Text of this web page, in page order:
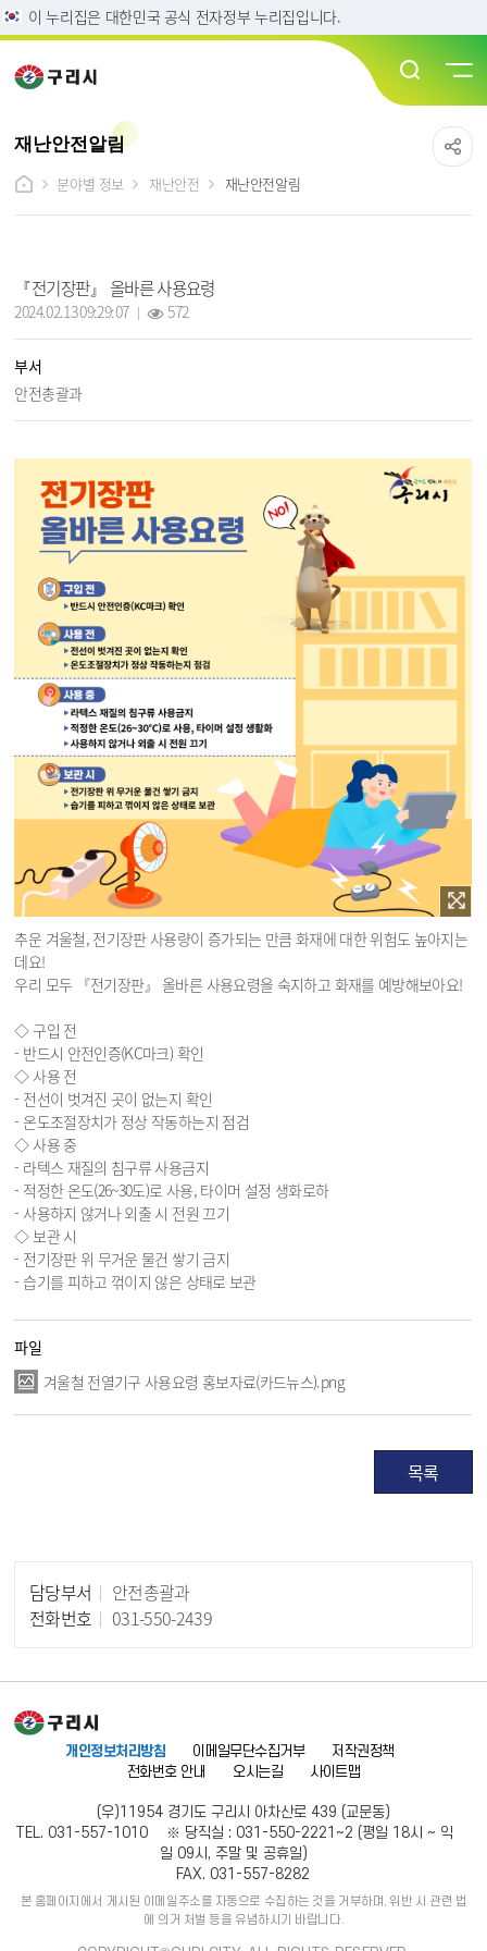
이 누리집은 대한민국 공식 전자정부 누리집입니다.
재난안전알림
분야별 정보
재난안전 재난안전알림
『전기장판』 올바른 사용요령
2024.02.13 09:29:07 572
부서
안전총괄과
다음은 본문삽입이미지 대체텍스트입니다.
『전기장판』 올바른 사용요령전기장판 올바른 사용요령 즐거운 변화, 더 행복한구리시 NO! 구입전 ▶반드시 안전인증(KC마크) 확인 사용 전 ▶ 전선이 벗겨진 곳이 없는지 확인 ▶ 온도조절장치가 정상 작동하는지 점검 사용 중 ▶라텍스 재질의 침구류 사용금지 ▶적정한 온도(26~30℃)로 사용, 타이머 설정 생활화 ▶사용하지 않거나 외출 시 전원 끄기 보관 시 ▶전기장판 위 무거운 물건 쌓기 금지 ▶ 습기를 피하고 꺾이지 않은 상태로 보관
추운 겨울철, 전기장판 사용량이 증가되는 만큼 화재에 대한 위험도 높아지는
데요!
우리 모두 『전기장판』 올바른 사용요령을 숙지하고 화재를 예방해보아요!
◇ 구입 전
- 반드시 안전인증(KC마크) 확인
◇ 사용 전
- 전선이 벗겨진 곳이 없는지 확인
- 온도조절장치가 정상 작동하는지 점검
◇ 사용 중
- 라텍스 재질의 침구류 사용금지
- 적정한 온도(26~30도)로 사용, 타이머 설정 생화로하
- 사용하지 않거나 외출 시 전원 끄기
◇ 보관 시
- 전기장판 위 무거운 물건 쌓기 금지
- 습기를 피하고 꺾이지 않은 상태로 보관
파일
겨울철 전열기구 사용요령 홍보자료(카드뉴스).png
목록
담당부서
안전총괄과
전화번호
031-550-2439
개인정보처리방침 이메일무단수집거부
저작권정책
전화번호 안내
오시는길 사이트맵
(우)11954 경기도 구리시 아차산로 439 (교문동)
TEL. 031-557-1010 ※ 당직실 : 031-550-2221~2 (평일 18시 ~ 익
일 09시, 주말 및 공휴일)
FAX. 031-557-8282
본 홈페이지에서 게시된 이메일주소를 자동으로 수집하는 것을 거부하며, 위반 시 관련 법
에 의거 처벌 등을 유념하시기 바랍니다.